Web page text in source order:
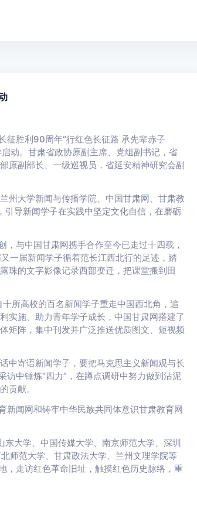
征胜利90周年“行红色长征路 承先辈赤子
动。甘肃省政协原副主席、党组副书记，省
原副部长、一级巡视员，省延安精神研究会副
大学新闻与传播学院、中国甘肃网、甘肃教
引导新闻学子在实践中坚定文化自信，在磨砺
与中国甘肃网携手合作至今已走过十四载，
一届新闻学子循着范长江西北行的足迹，踏
珠的文字影像记录西部变迁，把课堂搬到田
高校的百名新闻学子重走中国西北角，追
实施、助力青年学子成长，中国甘肃网搭建了
矩阵，集中刊发并广泛推送优质图文、短视频
寄语新闻学子，要把马克思主义新闻观与长
访中锤炼“四力”，在蹲点调研中努力做到沾泥
贡献。
闻网和铸牢中华民族共同体意识甘肃教育网
大学、中国传媒大学、南京师范大学、深圳
师范大学、甘肃政法大学、兰州文理学院等
，走访红色革命旧址，触摸红色历史脉络，重